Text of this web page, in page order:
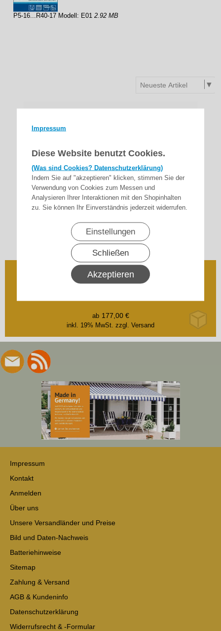
Impressum
Diese Website benutzt Cookies.
(Was sind Cookies? Datenschutzerklärung)
Indem Sie auf "akzeptieren" klicken, stimmen Sie der
Verwendung von Cookies zum Messen und
Analysieren Ihrer Interaktionen mit den Shopinhalten
zu. Sie können Ihr Einverständnis jederzeit widerrufen.
Einstellungen
Schließen
Akzeptieren
P5-16...R40-17 Modell: E01 2.92 MB
P5-16-E01 5Nm P9-16-E01 9Nm
Becker - Rollladenantriebe P5-E01 bis P9-E01
inkl. 19% MwSt. zzgl. Versand
ab 177,00€
Impressum
Kontakt
Anmelden
Über uns
Unsere Versandländer und Preise
Bild und Daten-Nachweis
Batteriehinweise
Sitemap
Zahlung & Versand
AGB & Kundeninfo
Datenschutzerklärung
Widerrufsrecht & -Formular